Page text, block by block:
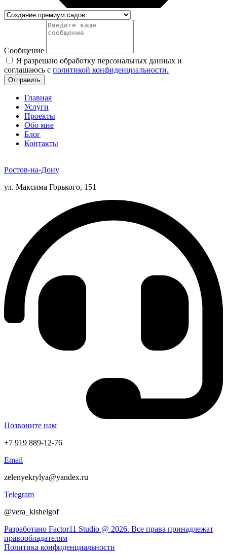
Сообщение
Я разрешаю обработку персональных данных и
соглашаюсь с политикой конфиденциальности.
Отправить
Главная
Услуги
Проекты
Обо мне
Блог
Контакты
Ростов-на-Дону
ул. Максима Горького, 151
Позвоните нам
+7 919 889-12-76
Email
zelenyekrylya@yandex.ru
Telegram
@vera_kishelgof
Разработано Factor11 Studio @ 2026. Все права принадлежат
правообладателям
Политика конфиденциальности